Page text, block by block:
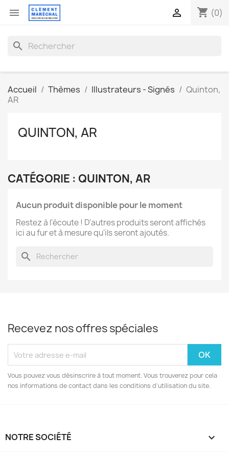
 shopping_cart (0)

search
Accueil Thèmes Illustrateurs - Signés
Quinton,
AR
QUINTON, AR
CATÉGORIE : QUINTON, AR
Aucun produit disponible pour le moment
Restez à l'écoute ! D'autres produits seront affichés
ici au fur et à mesure qu'ils seront ajoutés.
search
Recevez nos offres spéciales
Vous pouvez vous désinscrire à tout moment. Vous trouverez pour cela
nos informations de contact dans les conditions d'utilisation du site.
NOTRE SOCIÉTÉ 